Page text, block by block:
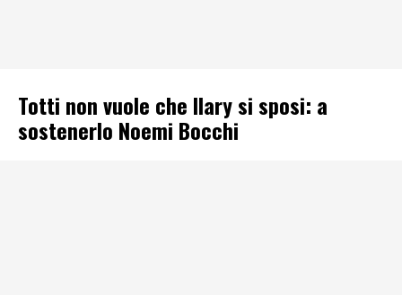
Totti non vuole che Ilary si sposi: a
sostenerlo Noemi Bocchi